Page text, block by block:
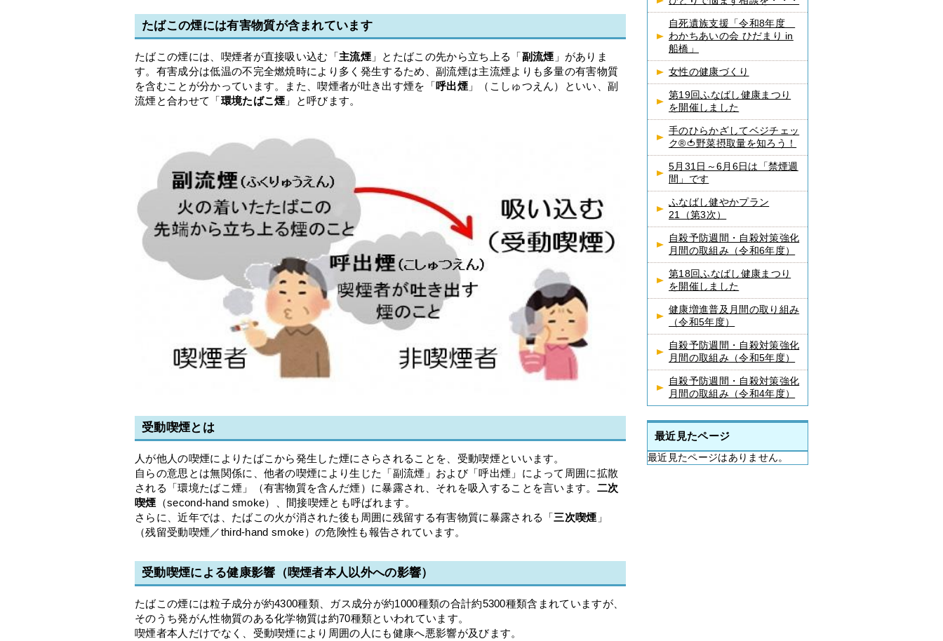
たばこの煙には有害物質が含まれています
たばこの煙には、喫煙者が直接吸い込む「主流煙 」とたばこの先から立ち上る「 副流煙 」がありま
す。有害成分は低温の不完全燃焼時により多く発生するため、副流煙は主流煙よりも多量の有害物質
を含むことが分かっています。また、喫煙者が吐き出す煙を「 呼出煙」（こしゅつえん）といい、副
流煙と合わせて「 環境たばこ煙 」と呼びます。
受動喫煙とは
人が他人の喫煙によりたばこから発生した煙にさらされることを、受動喫煙といいます。
自らの意思とは無関係に、他者の喫煙により生じた「副流煙」および「呼出煙」によって周囲に拡散
される「環境たばこ煙」（有害物質を含んだ煙）に暴露され、それを吸入することを言います。 二次
喫煙 （second-hand smoke）、間接喫煙とも呼ばれます。
さらに、近年では、たばこの火が消された後も周囲に残留する有害物質に暴露される「三次喫煙 」
（残留受動喫煙／third-hand smoke）の危険性も報告されています。
受動喫煙による健康影響（喫煙者本人以外への影響）
たばこの煙には粒子成分が約4300種類、ガス成分が約1000種類の合計約5300種類含まれていますが、
そのうち発がん性物質のある化学物質は約70種類といわれています。
喫煙者本人だけでなく、受動喫煙により周囲の人にも健康へ悪影響が及びます。
自死遺族支援「令和8年度
わかちあいの会 ひだまり in
船橋」
女性の健康づくり
第19回ふなばし健康まつり
を開催しました
手のひらかざしてベジチェッ
ク®🍅野菜摂取量を知ろう！
5月31日～6月6日は「禁煙週
間」です
ふなばし健やかプラン
21（第3次）
自殺予防週間・自殺対策強化
月間の取組み（令和6年度）
第18回ふなばし健康まつり
を開催しました
健康増進普及月間の取り組み
（令和5年度）
自殺予防週間・自殺対策強化
月間の取組み（令和5年度）
自殺予防週間・自殺対策強化
月間の取組み（令和4年度）
最近見たページ
最近見たページはありません。